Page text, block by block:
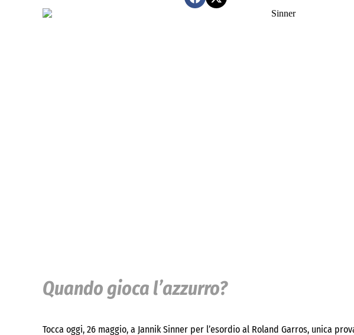
Quando gioca l’azzurro?
Tocca oggi, 26 maggio, a Jannik Sinner per l’esordio al Roland Garros, unica